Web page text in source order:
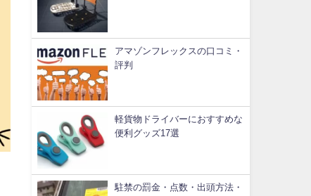
アマゾンフレックスの口コミ・
評判
軽貨物ドライバーにおすすめな
便利グッズ17選
駐禁の罰金・点数・出頭方法・